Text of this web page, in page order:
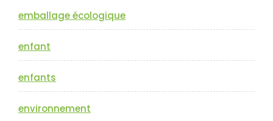
emballage écologique
enfant
enfants
environnement